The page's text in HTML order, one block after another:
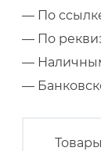
— По
— По
—
—